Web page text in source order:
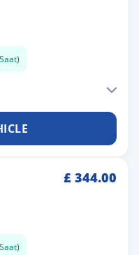
£ 344.00